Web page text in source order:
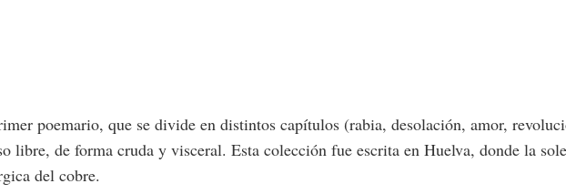
poemario, que se divide en distintos capítulos (rabia, desolación, amor,
libre, de forma cruda y visceral. Esta colección fue escrita en Huelva, donde la
del cobre.